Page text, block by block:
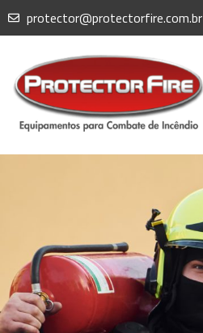
protector@protectorfire.com.br